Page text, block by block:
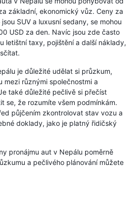
základní, ekonomický vůz. Ceny za
SUV a luxusní sedany, se mohou
USD za den. Navíc jsou zde často
letištní taxy, pojištění a další náklady,
je důležité udělat si průzkum,
mezi různými společnostmi a
také důležité pečlivě si přečíst
se, že rozumíte všem podmínkám.
půjčením zkontrolovat stav vozu a
doklady, jako je platný řidičský
pronájmu aut v Nepálu poměrně
a pečlivého plánování můžete